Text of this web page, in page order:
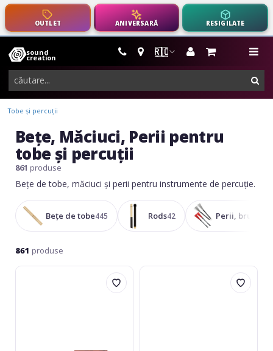
OUTLET ANIVERSARĂ RESIGILATE
🇷🇴
sound
creation
instrumente
muzicale,
echipamente
pro-
audio
Tobe și percuții
Beţe, Măciuci, Perii pentru
tobe și percuții
861 produse
Bețe de tobe, măciuci și perii pentru instrumente de percuție.
Bețe de tobe445 Rods42 Perii, brush-
861 produse
Stagg
Rohema